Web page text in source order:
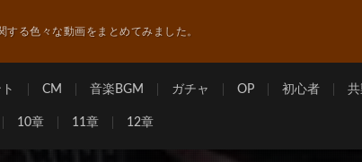
する色々な動画をまとめてみました。
CM 音楽BGM ガチャ OP 初心者 共
10章 11章 12章